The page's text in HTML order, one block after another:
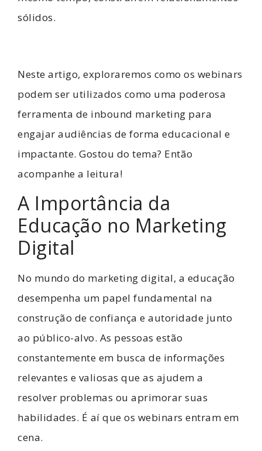
sólidos.
Neste artigo, exploraremos como os webinars
podem ser utilizados como uma poderosa
ferramenta de inbound marketing para
engajar audiências de forma educacional e
impactante. Gostou do tema? Então
acompanhe a leitura!
A Importância da
Educação no Marketing
Digital
No mundo do marketing digital, a educação
desempenha um papel fundamental na
construção de confiança e autoridade junto
ao público-alvo. As pessoas estão
constantemente em busca de informações
relevantes e valiosas que as ajudem a
resolver problemas ou aprimorar suas
habilidades. É aí que os webinars entram em
cena.